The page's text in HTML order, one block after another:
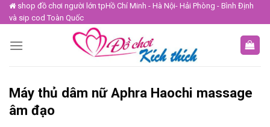
Skip
to
shop đồ chơi người lớn tpHồ Chí Minh - Hà Nội- Hải Phòng - Bình Định
và sip cod Toàn Quốc
Máy thủ dâm nữ Aphra Haochi massage
âm đạo